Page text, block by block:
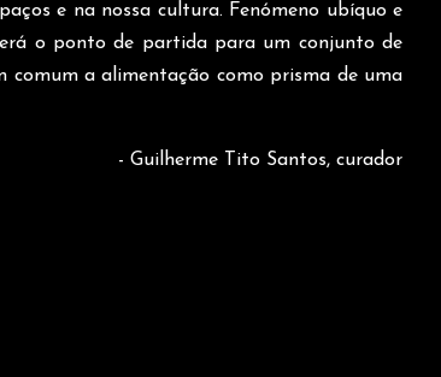
e na nossa cultura. Fenómeno ubíquo e
o ponto de partida para um conjunto de
comum a alimentação como prisma de uma
- Guilherme Tito Santos, curador